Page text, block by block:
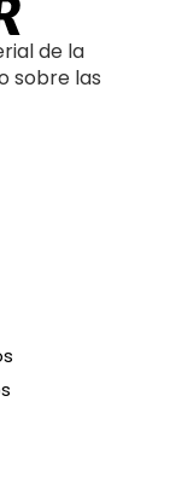
de la
sobre las